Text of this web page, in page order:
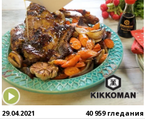
29.04.2021 40 959 гледания